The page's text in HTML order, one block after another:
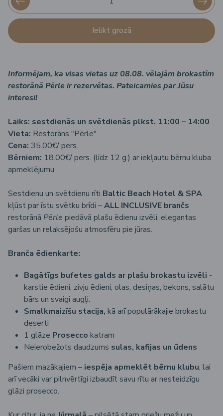
Ielikt grozā
Informējam, ka visas vietas uz 08.08. vēlajām brokastīm
restorānā Pērle ir rezervētas. Pateicamies par Jūsu
interesi!
Laiks: sestdienās un svētdienās plkst. 11:00 – 14:00
Vieta: Restorāns "Pērle"
Cena: 35.00€/ pers.
Bērniem: 18.00€/ pers. (līdz 12 g.) ar iekļautu bērnu kluba
apmeklējumu
Sestdienu un svētdienu rīti Baltic Beach Hotel & SPA
kļūst par īstu svētku brīdi –ALL INCLUSIVE brančs
restorānā Pērle piedāvā plašu ēdienu izvēli, elegantas
garšas un relaksējošu atmosfēru pie jūras.
Branča ēdienkarte:
Bagātīgs bufetes galds ar plašu brokastu izvēli -
karstie ēdieni, zivju ēdieni, olas, desiņas, bekons, salātu
bārs un svaigi augļi.
Smalkmaizīšu stacija, kā arī populārākajie brokastu
deserti
1 glāze Prosecco katram
Neierobežots daudzums sulas, kafijas un ūdens
Pašiem mazākajiem – iespēja apmeklēt bērnu klubu, lai
arī vecāki var pilnvērtīgi izbaudīt savu rītu ar nesteidzīgu
glāzi prosecco.